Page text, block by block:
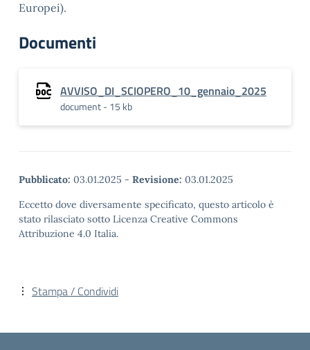
Europei).
Documenti
AVVISO_DI_SCIOPERO_10_gennaio_2025
document - 15 kb
Pubblicato: 03.01.2025 - Revisione: 03.01.2025
Eccetto dove diversamente specificato, questo articolo è
stato rilasciato sotto Licenza Creative Commons
Attribuzione 4.0 Italia.
Stampa / Condividi